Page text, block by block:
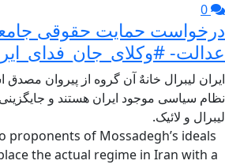
درخواست حمایت حقوقی جامعه
عدالت-
ایران لیبرال خانهٌ آن گروه از پیروان
نظام سیاسی موجود ایران هستند و
لیبرال و لائیک.
proponents of Mossadegh’s ideals
the actual regime in Iran with a